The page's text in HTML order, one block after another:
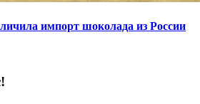
импорт шоколада из России